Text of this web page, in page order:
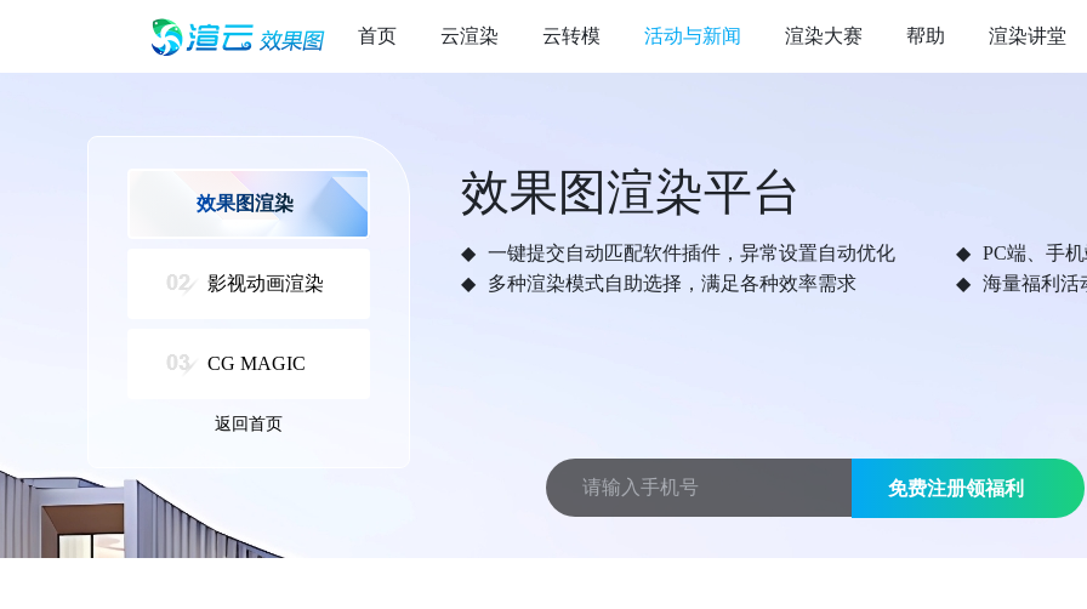
首页 云渲染 云转模 活动与新闻 渲染大赛 帮助 渲染讲堂
效果图渲染
影视动画渲染
CG MAGIC
返回首页
效果图渲染平台
一键提交自动匹配软件插件，异常设置自动优化
PC端、手
多种渲染模式自助选择，满足各种效率需求
海量福利活
免费注册领福利